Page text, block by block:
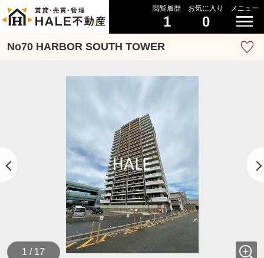
閲覧履歴
1
お気に入り
0
メニュー
No70 HARBOR SOUTH TOWER
1 / 17